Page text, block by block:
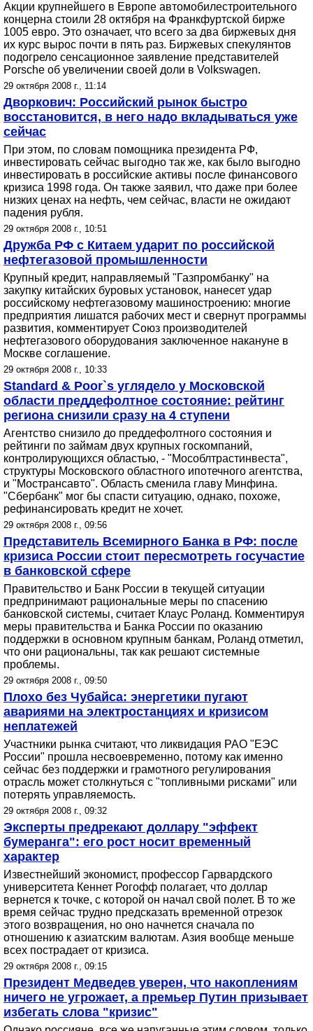
Акции крупнейшего в Европе автомобилестроительного
концерна стоили 28 октября на Франкфуртской бирже
1005 евро. Это означает, что всего за два биржевых дня
их курс вырос почти в пять раз. Биржевых спекулянтов
подогрело сенсационное заявление представителей
Porsche об увеличении своей доли в Volkswagen.
29 октября 2008 г., 11:14
Дворкович: Российский рынок быстро
восстановится, в него надо вкладываться уже
сейчас
При этом, по словам помощника президента РФ,
инвестировать сейчас выгодно так же, как было выгодно
инвестировать в российские активы после финансового
кризиса 1998 года. Он также заявил, что даже при более
низких ценах на нефть, чем сейчас, власти не ожидают
падения рубля.
29 октября 2008 г., 10:51
Дружба РФ с Китаем ударит по российской
нефтегазовой промышленности
Крупный кредит, направляемый "Газпромбанку" на
закупку китайских буровых установок, нанесет удар
российскому нефтегазовому машиностроению: многие
предприятия лишатся рабочих мест и свернут программы
развития, комментирует Союз производителей
нефтегазового оборудования заключенное накануне в
Москве соглашение.
29 октября 2008 г., 10:33
Standard & Poor`s углядело у Московской
области преддефолтное состояние: рейтинг
региона снизили сразу на 4 ступени
Агентство снизило до преддефолтного состояния и
рейтинги по займам двух крупных госкомпаний,
контролирующихся областью, - "Мособлтрастинвеста",
структуры Московского областного ипотечного агентства,
и "Мострансавто". Область сменила главу Минфина.
"Сбербанк" мог бы спасти ситуацию, однако, похоже,
рефинансировать кредит не хочет.
29 октября 2008 г., 09:56
Представитель Всемирного Банка в РФ: после
кризиса России стоит пересмотреть госучастие
в банковской сфере
Правительство и Банк России в текущей ситуации
предпринимают рациональные меры по спасению
банковской системы, считает Клаус Роланд. Комментируя
меры правительства и Банка России по оказанию
поддержки в основном крупным банкам, Роланд отметил,
что они рациональны, так как решают системные
проблемы.
29 октября 2008 г., 09:50
Плохо без Чубайса: энергетики пугают
авариями на электростанциях и кризисом
неплатежей
Участники рынка считают, что ликвидация РАО "ЕЭС
России" прошла несвоевременно, потому как именно
сейчас без поддержки и грамотного регулирования
отрасль может столкнуться с "топливными рисками" или
потерять управляемость.
29 октября 2008 г., 09:32
Эксперты предрекают доллару "эффект
бумеранга": его рост носит временный
характер
Известнейший экономист, профессор Гарвардского
университета Кеннет Рогофф полагает, что доллар
вернется к точке, с которой он начал свой полет. В то же
время сейчас трудно предсказать временной отрезок
этого возвращения, но оно начнется сначала по
отношению к азиатским валютам. Азия вообще меньше
всех пострадает от кризиса.
29 октября 2008 г., 09:15
Президент Медведев уверен, что накоплениям
ничего не угрожает, а премьер Путин призывает
избегать слова "кризис"